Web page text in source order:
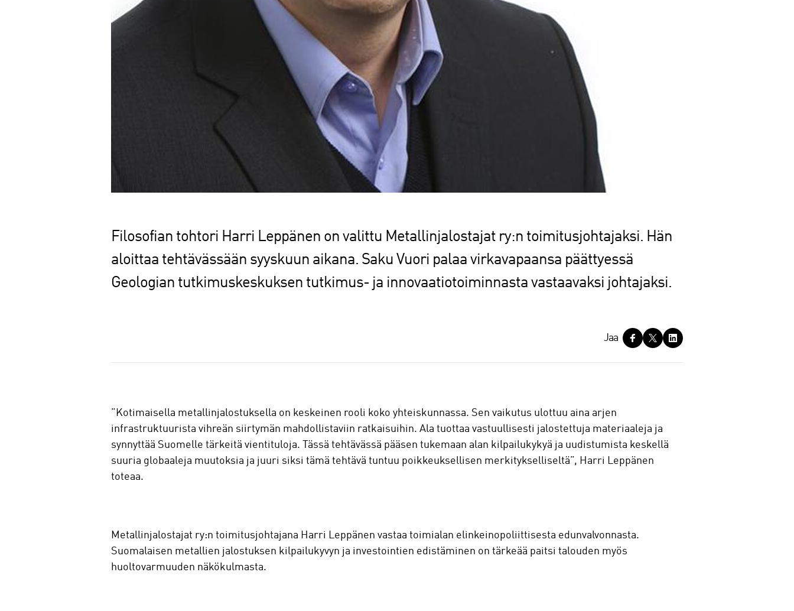
Filosofian tohtori Harri Leppänen on valittu Metallinjalostajat ry:n toimitusjohtajaksi. Hän
aloittaa tehtävässään syyskuun aikana. Saku Vuori palaa virkavapaansa päättyessä
Geologian tutkimuskeskuksen tutkimus- ja innovaatiotoiminnasta vastaavaksi johtajaksi.
a
Jaa
”Kotimaisella metallinjalostuksella on keskeinen rooli koko yhteiskunnassa. Sen vaikutus ulottuu aina arjen
infrastruktuurista vihreän siirtymän mahdollistaviin ratkaisuihin. Ala tuottaa vastuullisesti jalostettuja materiaaleja ja
synnyttää Suomelle tärkeitä vientituloja. Tässä tehtävässä pääsen tukemaan alan kilpailukykyä ja uudistumista keskellä
suuria globaaleja muutoksia ja juuri siksi tämä tehtävä tuntuu poikkeuksellisen merkitykselliseltä”, Harri Leppänen
toteaa.
Metallinjalostajat ry:n toimitusjohtajana Harri Leppänen vastaa toimialan elinkeinopoliittisesta edunvalvonnasta.
Suomalaisen metallien jalostuksen kilpailukyvyn ja investointien edistäminen on tärkeää paitsi talouden myös
huoltovarmuuden näkökulmasta.